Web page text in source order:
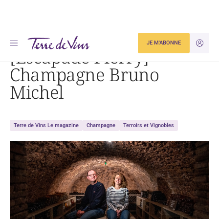
JE
JE M'ABONNE
Accueil [Escapade Pierry] Champagne Bruno Michel
[Escapade Pierry]
Champagne Bruno
Michel
Terre de Vins Le magazine Champagne Terroirs et Vignobles